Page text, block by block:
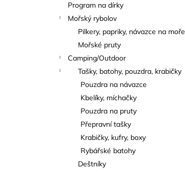
Program na dírky
Mořský rybolov
Pilkery, papriky, návazce na moře
Mořské pruty
Camping/Outdoor
Tašky, batohy, pouzdra, krabičky
Pouzdra na návazce
Kbelíky, míchačky
Pouzdra na pruty
Přepravní tašky
Krabičky, kufry, boxy
Rybářské batohy
Deštníky